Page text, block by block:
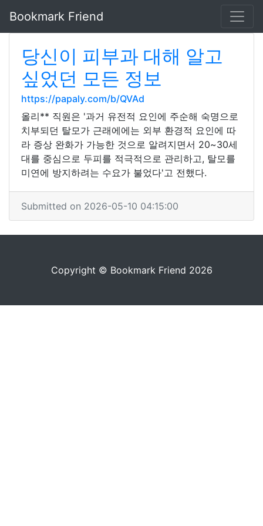
Bookmark Friend
당신이 피부과 대해 알고
싶었던 모든 정보
https://papaly.com/b/QVAd
올리** 직원은 '과거 유전적 요인에 주순해 숙명으로
치부되던 탈모가 근래에에는 외부 환경적 요인에 따
라 증상 완화가 가능한 것으로 알려지면서 20~30세
대를 중심으로 두피를 적극적으로 관리하고, 탈모를
미연에 방지하려는 수요가 불었다'고 전했다.
Submitted on 2026-05-10 04:15:00
Copyright © Bookmark Friend 2026